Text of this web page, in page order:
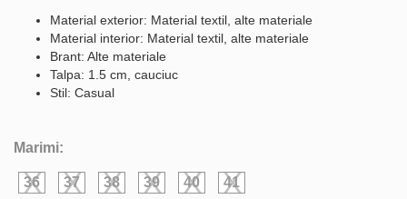
Material exterior: Material textil, alte materiale
Material interior: Material textil, alte materiale
Brant: Alte materiale
Talpa: 1.5 cm, cauciuc
Stil: Casual
Marimi:
36 37 38 39 40 41